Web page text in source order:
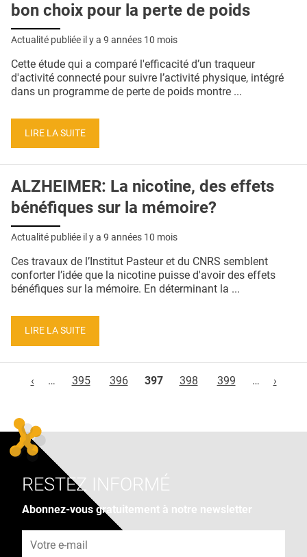
bon choix pour la perte de poids
Actualité publiée il y a 9 années 10 mois
Cette étude qui a comparé l'efficacité d’un traqueur
d'activité connecté pour suivre l’activité physique, intégré
dans un programme de perte de poids montre ...
LIRE LA SUITE
ALZHEIMER: La nicotine, des effets
bénéfiques sur la mémoire?
Actualité publiée il y a 9 années 10 mois
Ces travaux de l’Institut Pasteur et du CNRS semblent
conforter l’idée que la nicotine puisse d'avoir des effets
bénéfiques sur la mémoire. En déterminant la ...
LIRE LA SUITE
‹
… 395 396 397 398 399 … ›
RESTEZ INFORMÉ
Abonnez-vous gratuitement à notre newsletter